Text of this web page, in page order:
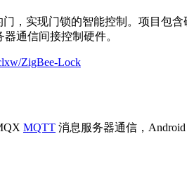
，实现门锁的智能控制。项目包
器通信间接控制硬件。
ZigBee-Lock
MQTT 消息服务器通信，